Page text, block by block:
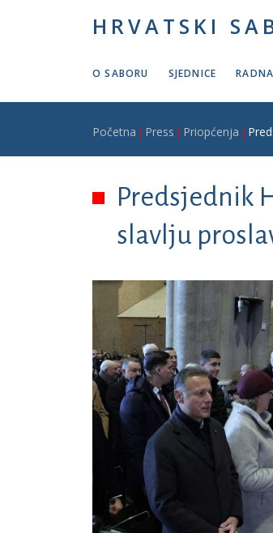
HRVATSKI
O SABORU SJEDNICE
Breadcrumb
Početna Press Priopćenja
Predsjednik
slavlju